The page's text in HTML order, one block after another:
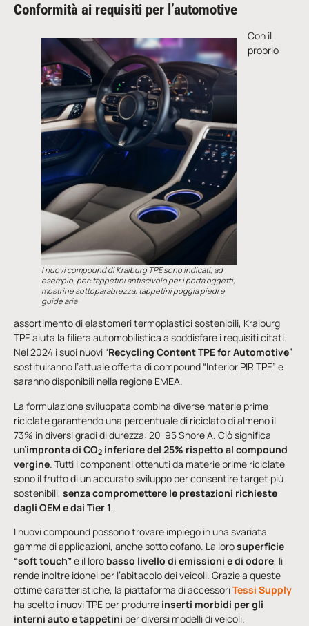
Conformità ai requisiti per l’automotive
I nuovi compound di Kraiburg TPE sono indicati, ad
esempio, per: tappetini antiscivolo per i porta oggetti,
mostrine sottoparabrezza, tappetini poggia piedi e
guide aria
Con il
proprio
assortimento di elastomeri termoplastici sostenibili, Kraiburg
TPE aiuta la filiera automobilistica a soddisfare i requisiti citati.
Nel 2024 i suoi nuovi “Recycling Content TPE for Automotive”
sostituiranno l’attuale offerta di compound “Interior PIR TPE” e
saranno disponibili nella regione EMEA.
La formulazione sviluppata combina diverse materie prime
riciclate garantendo una percentuale di riciclato di almeno il
73% in diversi gradi di durezza: 20-95 Shore A. Ciò significa
un’impronta di CO2 inferiore del 25% rispetto al compound
vergine. Tutti i componenti ottenuti da materie prime riciclate
sono il frutto di un accurato sviluppo per consentire target più
sostenibili, senza compromettere le prestazioni richieste
dagli OEM e dai Tier 1.
I nuovi compound possono trovare impiego in una svariata
gamma di applicazioni, anche sotto cofano. La lorosuperficie
“soft touch”e il loro basso livello di emissioni e di odore, li
rende inoltre idonei per l’abitacolo dei veicoli. Grazie a queste
ottime caratteristiche, la piattaforma di accessoriTessi Supply
ha scelto i nuovi TPE per produrre inserti morbidi per gli
interni auto e tappetini per diversi modelli di veicoli.